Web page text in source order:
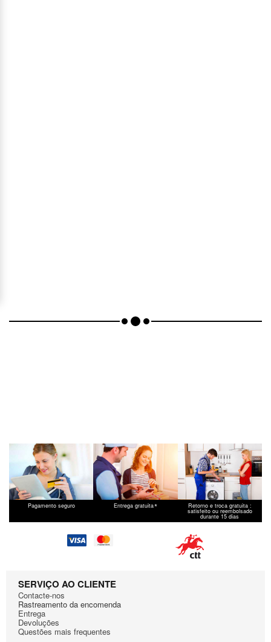
Pagamento seguro Entrega gratuita* Retorno e troca gratuita :
satisfeito ou reembolsado
durante 15 dias
SERVIÇO AO CLIENTE
Contacte-nos
Rastreamento da encomenda
Entrega
Devoluções
Questões mais frequentes